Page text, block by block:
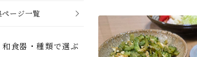
ページ一覧
和食器・種類で選ぶ